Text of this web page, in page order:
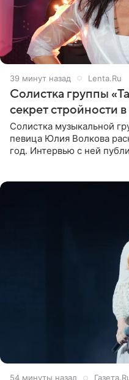
39 минут назад Lenta.Ru
Солистка группы
секрет стройности в
Солистка музыкальной
певица Юлия Волкова
год. Интервью с ней
54 минуты назад